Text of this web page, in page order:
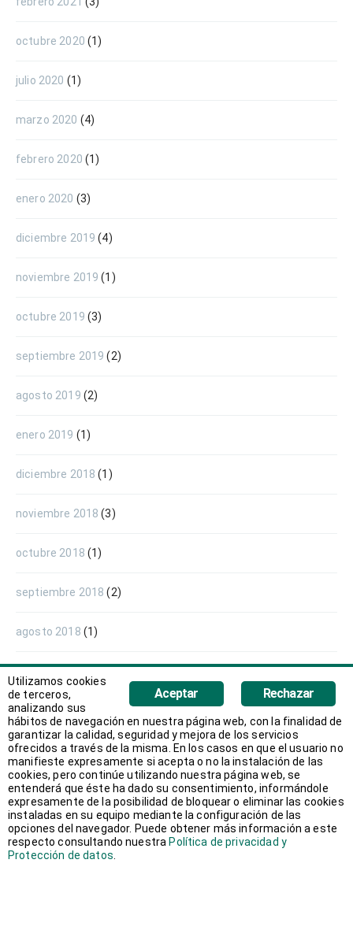
octubre 2020 (1)
julio 2020 (1)
marzo 2020 (4)
febrero 2020 (1)
enero 2020 (3)
diciembre 2019 (4)
noviembre 2019 (1)
octubre 2019 (3)
septiembre 2019 (2)
agosto 2019 (2)
enero 2019 (1)
diciembre 2018 (1)
noviembre 2018 (3)
octubre 2018 (1)
septiembre 2018 (2)
agosto 2018 (1)
junio 2018(1)
mayo 2018(1)
abril 2018(1)
marzo 2018(2)
febrero 2018(3)
Rechazar
Aceptar
Utilizamos cookies
de terceros,
analizando sus
hábitos de navegación en nuestra página web, con la finalidad de
garantizar la calidad, seguridad y mejora de los servicios
ofrecidos a través de la misma. En los casos en que el usuario no
manifieste expresamente si acepta o no la instalación de las
cookies, pero continúe utilizando nuestra página web, se
entenderá que éste ha dado su consentimiento, informándole
expresamente de la posibilidad de bloquear o eliminar las cookies
instaladas en su equipo mediante la configuración de las
opciones del navegador. Puede obtener más información a este
respecto consultando nuestra Política de privacidad y
Protección de datos